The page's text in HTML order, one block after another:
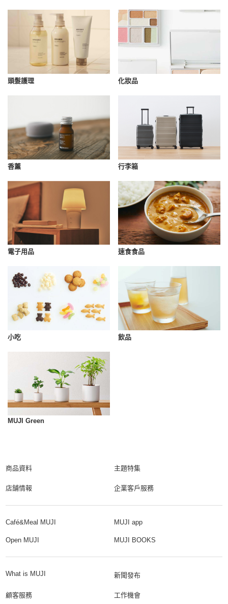
頭髮護理 化妝品
香薰 行李箱
電子用品 速食食品
小吃 飲品
MUJI Green
商品資料 主題特集
店舗情報 企業客戶服務
Café&Meal MUJI MUJI app
Open MUJI MUJI BOOKS
What is MUJI 新聞發布
顧客服務 工作機會